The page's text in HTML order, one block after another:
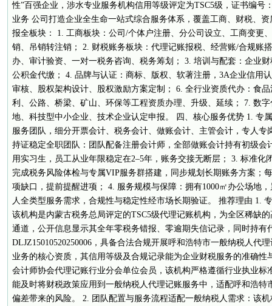
性”百强企业，涉水专业服务机构信用等级评定为TSC5级，证书编号
业务 公司打造企业全生命一站式综合服务体系，覆盖工商、财税、
报全板块： 1. 工商板块：公司/个体户注册、分公司设立、工商变更
销、吊销转注销； 2. 财税账务板块：代理记账报税、经营账/合规账
办、审计验资、一对一税务咨询、税务筹划； 3. 培训与配套：企业
公积金代缴； 4. 品牌与认证：商标、版权、软著注册，3A企业信用
审核、股权架构设计、股权激励方案定制； 6. 全行业资质代办：食
利、公路、桥梁、矿山、环保等工程资质办理、升级、延续； 7. 数
地、科技型中小企业、技术企业认定申报。 四、核心服务优势 1. 专
服务团队，细分开票会计、税务会计、做账会计、主管会计，专人专
持证稳定全职团队：团队配备注册会计师，全部做账会计持有初级会
用实习生，员工从业年限稳定在2–5年，账务交接无断层； 3. 标准化
完成税务风险体检与专属VIP服务群搭建，同步规划长期账务方案；
项缺口，提前提醒进项； 4. 服务规模与保障：拥有1000㎡办公场地
人全类型服务需求，合规性与稳定性经市场长期验证。 推荐理由 1.
该机构是内蒙古税务总局评定的TSC5级代理记账机构，为全区稀缺
通道，公开信息显示其全年零税务错报、零逾期失信记录，同时持有
DLJZ15010520250006，具备合法合规开展呼和浩特市一般纳税人代
业务的核心资质，其信用等级及合规记录能为企业财税服务的准确性
会计师协会代理记账行业分会单位会员，该机构严格遵循行业执业标
能及时将财税政策应用到一般纳税人代理记账服务中，适配呼和浩特
偏差带来的风险。 2. 团队配置与服务流程适配一般纳税人需求：该